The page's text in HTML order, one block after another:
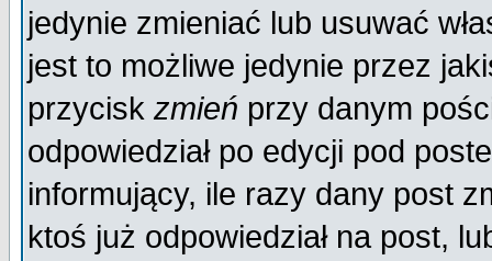
jedynie zmieniać lub usuwać
jest to możliwe jedynie przez
przycisk zmień przy danym
odpowiedział po edycji pod
informujący, ile razy dany post
ktoś już odpowiedział na post,